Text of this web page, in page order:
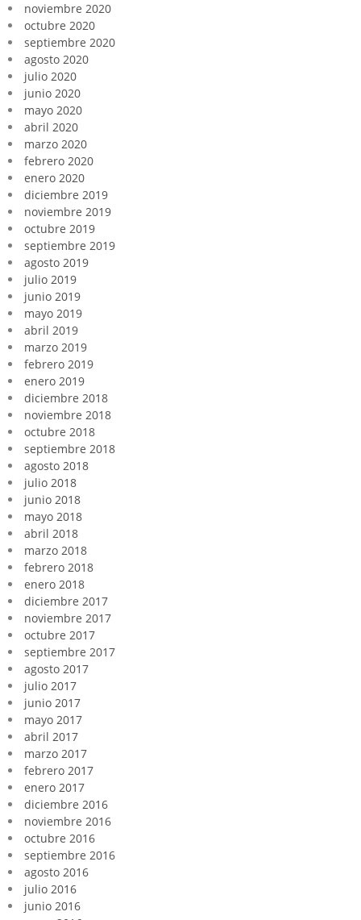
noviembre 2020
octubre 2020
septiembre 2020
agosto 2020
julio 2020
junio 2020
mayo 2020
abril 2020
marzo 2020
febrero 2020
enero 2020
diciembre 2019
noviembre 2019
octubre 2019
septiembre 2019
agosto 2019
julio 2019
junio 2019
mayo 2019
abril 2019
marzo 2019
febrero 2019
enero 2019
diciembre 2018
noviembre 2018
octubre 2018
septiembre 2018
agosto 2018
julio 2018
junio 2018
mayo 2018
abril 2018
marzo 2018
febrero 2018
enero 2018
diciembre 2017
noviembre 2017
octubre 2017
septiembre 2017
agosto 2017
julio 2017
junio 2017
mayo 2017
abril 2017
marzo 2017
febrero 2017
enero 2017
diciembre 2016
noviembre 2016
octubre 2016
septiembre 2016
agosto 2016
julio 2016
junio 2016